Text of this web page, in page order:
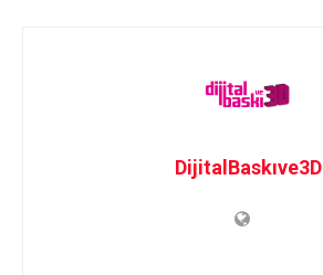
DijitalBaskıve3D